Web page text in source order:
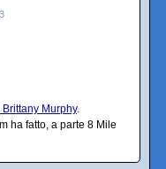
Brittany Murphy.
ha fatto, a parte 8 Mile